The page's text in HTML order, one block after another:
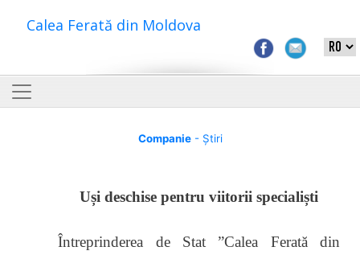
Calea Ferată din Moldova
Companie- Știri
Uși deschise pentru viitorii specialiști
Întreprinderea de Stat ”Calea Ferată din